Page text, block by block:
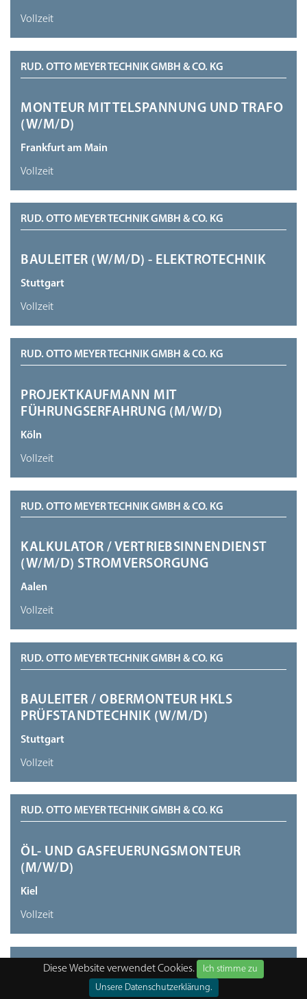
Vollzeit
RUD. OTTO MEYER TECHNIK GMBH & CO. KG
MONTEUR MITTELSPANNUNG UND TRAFO
(W/M/D)
Frankfurt am Main
Vollzeit
RUD. OTTO MEYER TECHNIK GMBH & CO. KG
BAULEITER (W/M/D) - ELEKTROTECHNIK
Stuttgart
Vollzeit
RUD. OTTO MEYER TECHNIK GMBH & CO. KG
PROJEKTKAUFMANN MIT
FÜHRUNGSERFAHRUNG (M/W/D)
Köln
Vollzeit
RUD. OTTO MEYER TECHNIK GMBH & CO. KG
KALKULATOR / VERTRIEBSINNENDIENST
(W/M/D) STROMVERSORGUNG
Aalen
Vollzeit
RUD. OTTO MEYER TECHNIK GMBH & CO. KG
BAULEITER / OBERMONTEUR HKLS
PRÜFSTANDTECHNIK (W/M/D)
Stuttgart
Vollzeit
RUD. OTTO MEYER TECHNIK GMBH & CO. KG
ÖL- UND GASFEUERUNGSMONTEUR
(M/W/D)
Kiel
Vollzeit
RUD. OTTO MEYER GMBH
Diese Website verwendet Cookies.
Ich stimme zu
Unsere Datenschutzerklärung.